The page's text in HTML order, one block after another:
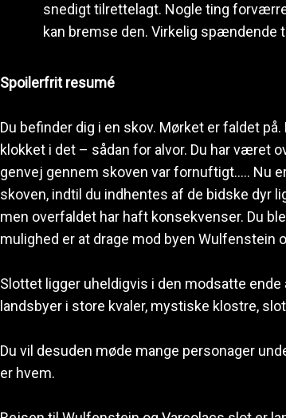
snedigt tilrettelagt. Nogle ting
kan bremse den. Virkelig spændende
Spoilerfrit resumé
Du befinder dig i en skov. Mørket er faldet
klokket i det – sådan for alvor. Du har været
genvej gennem skoven var fornuftigt….. Nu
skoven, indtil du indhentes af de bidske dyr
men overfaldet har haft konsekvenser. Du
mulighed er at drage mod byen
Slottet ligger uheldigvis i den modsatte
landsbyer i store kvaler, mystiske klostre,
Du vil desuden møde mange personager
er hvem.